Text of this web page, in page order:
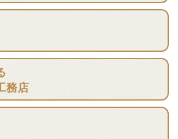
務店